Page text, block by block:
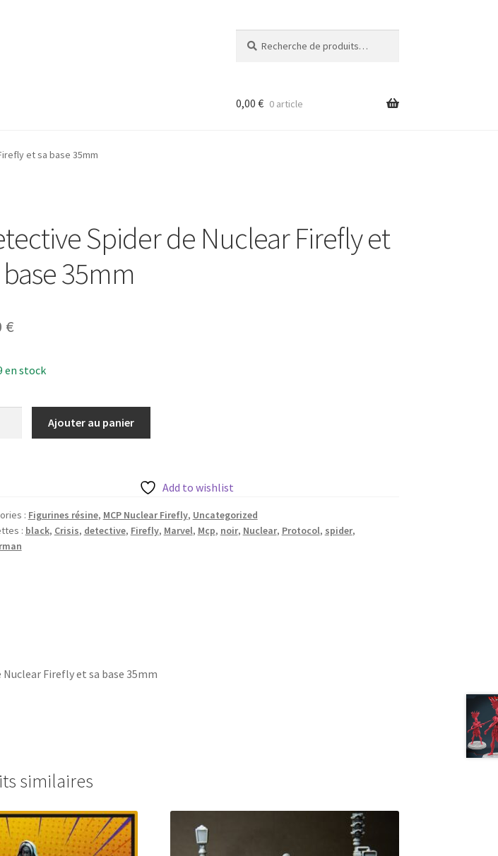
pour :
0,00 € 0 article
et sa base 35mm
Spider de Nuclear Firefly et
35mm
€
en stock
Ajouter au panier
Add to wishlist
: Figurines résine, MCP Nuclear Firefly, Uncategorized
: black, Crisis, detective, Firefly, Marvel, Mcp, noir, Nuclear, Protocol, spider,
Nuclear Firefly et sa base 35mm
similaires